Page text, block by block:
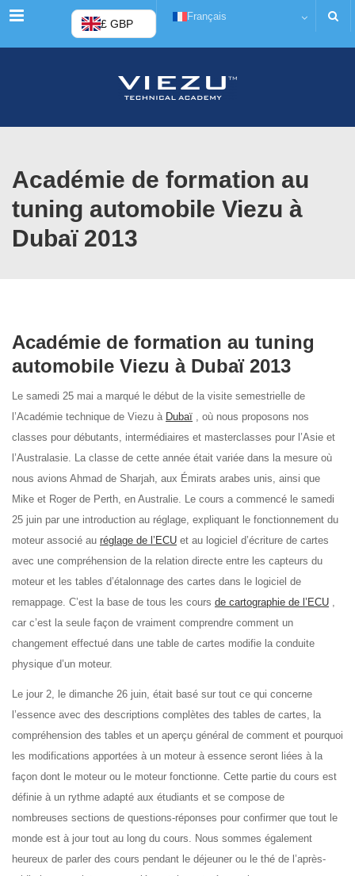
Menu £ GBP
Français
Académie de formation au
tuning automobile Viezu à
Dubaï 2013
Académie de formation au tuning
automobile Viezu à Dubaï 2013
Le samedi 25 mai a marqué le début de la visite semestrielle de
l’Académie technique de Viezu à Dubaï , où nous proposons nos
classes pour débutants, intermédiaires et masterclasses pour l’Asie et
l’Australasie. La classe de cette année était variée dans la mesure où
nous avions Ahmad de Sharjah, aux Émirats arabes unis, ainsi que
Mike et Roger de Perth, en Australie. Le cours a commencé le samedi
25 juin par une introduction au réglage, expliquant le fonctionnement du
moteur associé au réglage de l’ECU et au logiciel d’écriture de cartes
avec une compréhension de la relation directe entre les capteurs du
moteur et les tables d’étalonnage des cartes dans le logiciel de
remappage. C’est la base de tous les cours de cartographie de l’ECU ,
car c’est la seule façon de vraiment comprendre comment un
changement effectué dans une table de cartes modifie la conduite
physique d’un moteur.
Le jour 2, le dimanche 26 juin, était basé sur tout ce qui concerne
l’essence avec des descriptions complètes des tables de cartes, la
compréhension des tables et un aperçu général de comment et pourquoi
les modifications apportées à un moteur à essence seront liées à la
façon dont le moteur ou le moteur fonctionne. Cette partie du cours est
définie à un rythme adapté aux étudiants et se compose de
nombreuses sections de questions-réponses pour confirmer que tout le
monde est à jour tout au long du cours. Nous sommes également
heureux de parler des cours pendant le déjeuner ou le thé de l’après-